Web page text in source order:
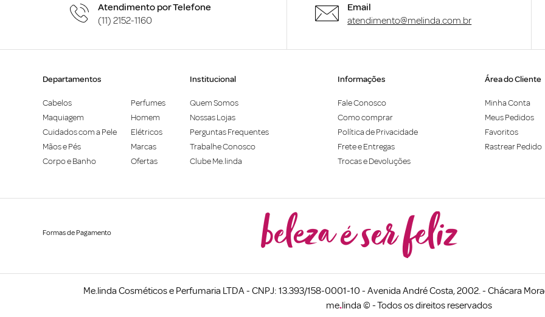
Atendimento por Telefone
(11) 2152-1160
Email
atendimento@melinda.com.br
Departamentos
Cabelos
Maquiagem
Cuidados com a Pele
Mãos e Pés
Corpo e Banho
Perfumes
Homem
Elétricos
Marcas
Ofertas
Institucional
Quem Somos
Nossas Lojas
Perguntas Frequentes
Trabalhe Conosco
Clube Me.linda
Informações
Fale Conosco
Como comprar
Política de Privacidade
Frete e Entregas
Trocas e Devoluções
Área do Cliente
Minha Conta
Meus Pedidos
Favoritos
Rastrear Pedido
Formas de Pagamento
Me.linda Cosméticos e Perfumaria LTDA - CNPJ: 13.393/158-0001-10 - Avenida André Costa, 2002. - Chácara
me.linda © - Todos os direitos reservados